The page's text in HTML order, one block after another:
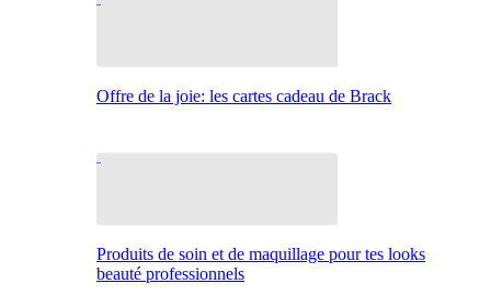
Offre de la joie: les cartes cadeau de Brack
Produits de soin et de maquillage pour tes looks
beauté professionnels